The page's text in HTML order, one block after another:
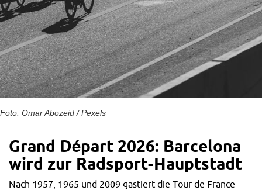
Foto: Omar Abozeid / Pexels
Grand Départ 2026: Barcelona
wird zur Radsport-Hauptstadt
Nach 1957, 1965 und 2009 gastiert die Tour de France